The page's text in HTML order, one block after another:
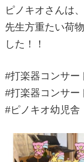
ピノキオさんは
先生方重たい荷
した！！
#打楽器コンサー
#打楽器コンサー
#ピノキオ幼児舎